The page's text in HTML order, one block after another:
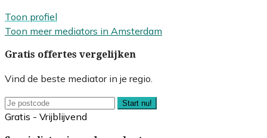
Toon profiel
Toon meer mediators in Amsterdam
Gratis offertes vergelijken
Vind de beste mediator in je regio.
Start nu!
Gratis - Vrijblijvend